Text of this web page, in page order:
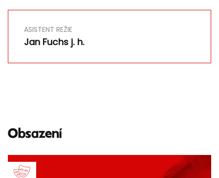
ASISTENT REŽIE
Jan Fuchs j. h.
Obsazení